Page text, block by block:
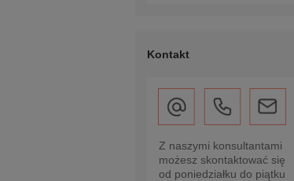
Kontakt
Z naszymi konsultantami
możesz skontaktować się
od poniedziałku do piątku